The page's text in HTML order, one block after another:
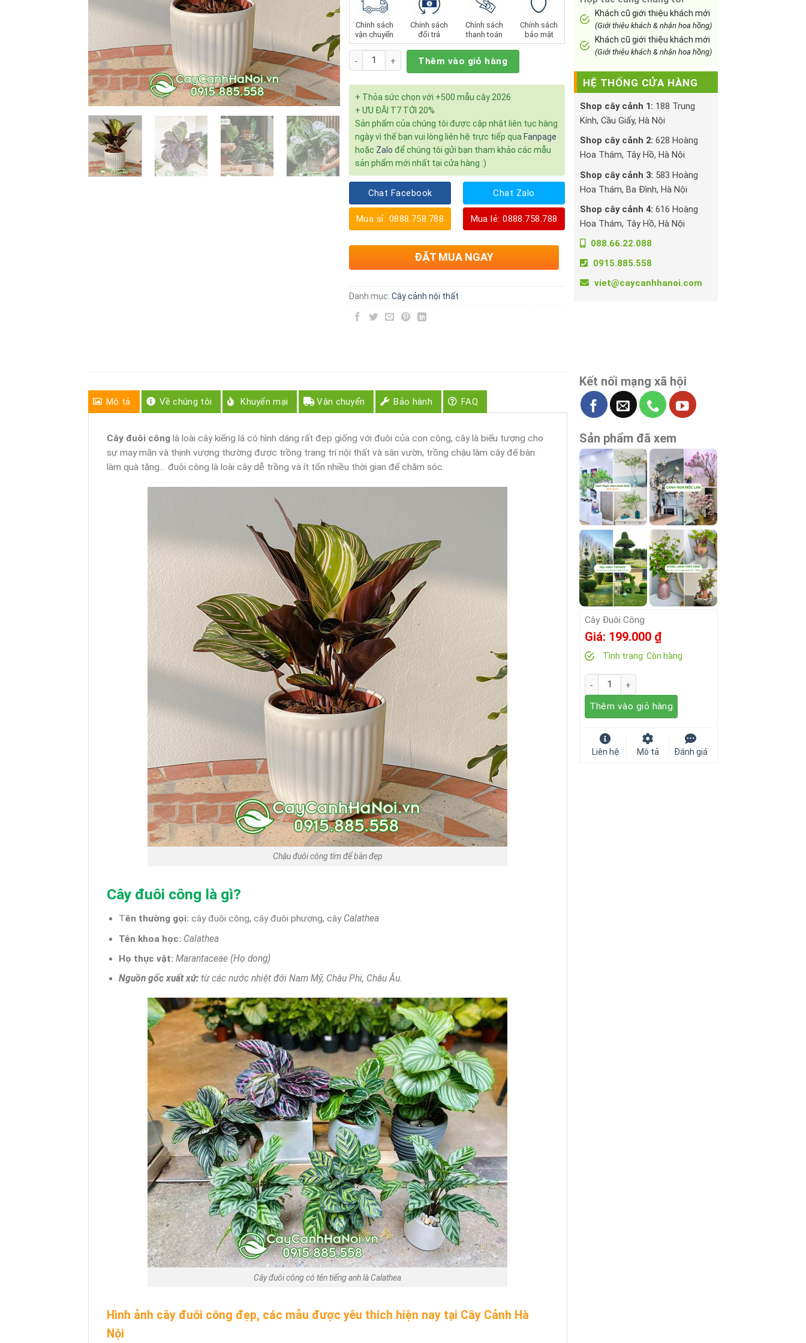
Chính sách
vận chuyển
Chính sách
đổi trả
Chính sách
thanh toán
Chính sách
bảo mật
Số lượng Thêm vào giỏ hàng
+ Thỏa sức chọn với +500 mẫu cây 2026
+ ƯU ĐÃI T7 TỚI 20%
Sản phẩm của chúng tôi được cập nhật liên tục hàng
ngày vì thế bạn vui lòng liên hệ trực tiếp qua Fanpage
hoặc Zalo để chúng tôi gửi bạn tham khảo các mẫu
sản phẩm mới nhất tại cửa hàng :)
Chat Facebook
Mua sỉ: 0888.758.788
Chat Zalo
Mua lẻ: 0888.758.788
ĐẶT MUA NGAY
Danh mục: Cây cảnh nội thất
Khách cũ giới thiệu khách mới
(Giới thiệu khách & nhận hoa hồng)
Khách cũ giới thiệu khách mới
(Giới thiệu khách & nhận hoa hồng)
HỆ THỐNG CỬA HÀNG
Shop cây cảnh 1: 188 Trung
Kính, Cầu Giấy, Hà Nội
Shop cây cảnh 2: 628 Hoàng
Hoa Thám, Tây Hồ, Hà Nội
Shop cây cảnh 3: 583 Hoàng
Hoa Thám, Ba Đình, Hà Nội
Shop cây cảnh 4: 616 Hoàng
Hoa Thám, Tây Hồ, Hà Nội
088.66.22.088
0915.885.558
viet@caycanhhanoi.com
Mô tả Về chúng tôi Khuyến mại Vận chuyển Bảo hành FAQ
Cây đuôi công là loài cây kiểng lá có hình dáng rất đẹp giống với đuôi của con công, cây là biểu tượng cho
sự may mắn và thịnh vượng thường được trồng trang trí nội thất và sân vườn, trồng chậu làm cây để bàn.
làm quà tặng… đuôi công là loài cây dễ trồng và ít tốn nhiều thời gian để chăm sóc.
Chậu đuôi công tím để bàn đẹp
Cây đuôi công là gì?
Tên thường gọi: cây đuôi công, cây đuôi phượng, cây Calathea
Tên khoa học: Calathea
Họ thực vật: Marantaceae (Họ dong)
Nguồn gốc xuất xứ: từ các nước nhiệt đới Nam Mỹ, Châu Phi, Châu Âu.
Cây đuôi công có tên tiếng anh là Calathea
Hình ảnh cây đuôi công đẹp, các mẫu được yêu thích hiện nay tại Cây Cảnh Hà
Nội
Kết nối mạng xã hội
Sản phẩm đã xem
Cây Đuôi Công
Giá: 199.000 ₫
Tình trạng: Còn hàng
Số lượng
Thêm vào giỏ hàng
Liên hệ Mô tả Đánh giá